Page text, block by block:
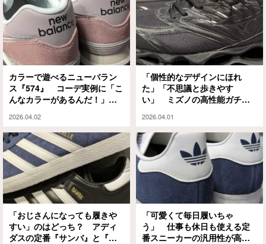
カラーで遊べるニューバラン
ス『574』 コーデ実例に「こ
んなカラーがあるんだ！」
2026.04.02
「個性的なデザインにほれ
た」「不思議と歩きやす
い」 ミズノの高性能ガチシ
る！
2026.04.01
「おじさんになっても履きや
すい」のはどっち？ アディ
ダスの定番『サンバ』と『ガ
「可愛くて毎日履いちゃ
う」 仕事も休日も使える定
番スニーカーの汎用性が高く